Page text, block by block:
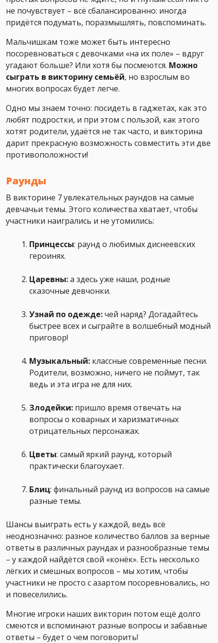
не почувствует – всё сбалансированно: иногда
придётся подумать, поразмышлять, повспоминать.
Мальчишкам тоже может быть интересно
посоревноваться с девочками «на их поле» – вдруг
угадают больше? Или хотя бы посмеются. Можно
сыграть в викторину семьёй, но взрослым во
многих вопросах будет легче.
Одно мы знаем точно: посидеть в гаджетах, как это
любят подростки, и при этом с пользой, как этого
хотят родители, удаётся не так часто, и викторина
дарит прекрасную возможность совместить эти две
противоположности!
Раунды
В викторине 7 увлекательных раундов на самые
девчачьи темы. Этого количества хватает, чтобы
участники наигрались и не утомились:
Принцессы: раунд о любимых диснеевских
героинях.
Царевны:а здесь уже наши, родные
сказочные девчонки.
Узнай по одежде:чей наряд? Догадайтесь
быстрее всех и сыграйте в волшебный модный
приговор!
Музыкальный: классные современные песни.
Родители, возможно, ничего не поймут, так
ведь и эта игра не для них.
Злодейки: пришло время отвечать на
вопросы о коварных и харизматичных
отрицательных персонажах.
Цветы: самый яркий раунд, который
практически благоухает.
Блиц: финальный раунд из вопросов на самые
разные темы.
Шансы выиграть есть у каждой, ведь всё
неоднозначно: разное количество баллов за верные
ответы в различных раундах и разнообразные темы
– у каждой найдётся свой «конёк». Есть несколько
лёгких и смешных вопросов – мы хотим, чтобы
участники не просто с азартом посоревновались, но
и повеселились.
Многие игроки наших викторин потом ещё долго
смеются и вспоминают разные вопросы и забавные
ответы – будет о чем поговорить!